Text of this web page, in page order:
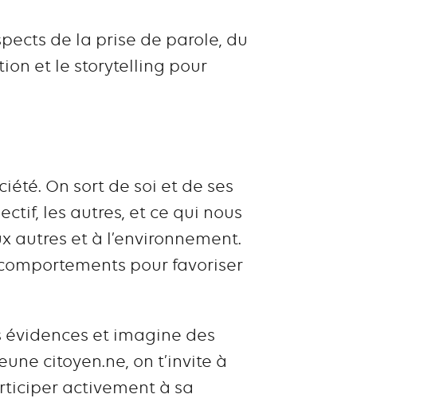
de la prise de parole, du
et le storytelling pour
On sort de soi et de ses
les autres, et ce qui nous
autres et à l’environnement.
pour favoriser
évidences et imagine des
citoyen.ne, on t’invite à
activement à sa